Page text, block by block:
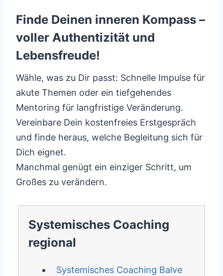
Finde Deinen inneren Kompass –
voller Authentizität und
Lebensfreude!
Wähle, was zu Dir passt: Schnelle Impulse für
akute Themen oder ein tiefgehendes
Mentoring für langfristige Veränderung.
Vereinbare Dein kostenfreies Erstgespräch
und finde heraus, welche Begleitung sich für
Dich eignet.
Manchmal genügt ein einziger Schritt, um
Großes zu verändern.
Systemisches Coaching
regional
Systemisches Coaching Balve